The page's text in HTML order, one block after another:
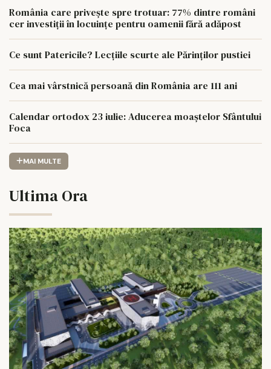
România care privește spre trotuar: 77% dintre români
cer investiții în locuințe pentru oamenii fără adăpost
Ce sunt Patericile? Lecțiile scurte ale Părinților pustiei
Cea mai vârstnică persoană din România are 111 ani
Calendar ortodox 23 iulie: Aducerea moaștelor Sfântului
Foca
MAI MULTE
Ultima Ora